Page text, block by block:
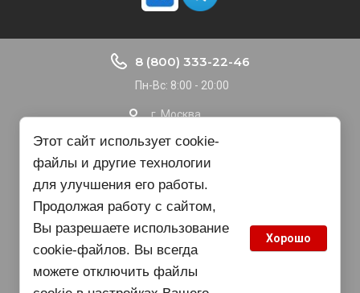
Copyright © 2015 - 2025
8 (800) 333-22-46
Пн-Вс: 8:00 - 20:00
г. Москва
Этот сайт использует cookie-
файлы и другие технологии
для улучшения его работы.
Продолжая работу с сайтом,
Вы разрешаете использование
cookie-файлов. Вы всегда
можете отключить файлы
Хорошо